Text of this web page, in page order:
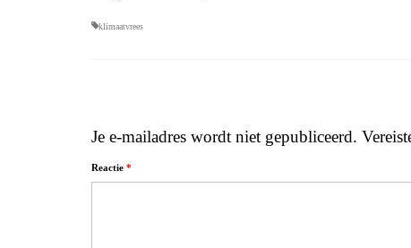
klimaatvrees
Je e-mailadres wordt niet gepubliceerd.
Reactie *